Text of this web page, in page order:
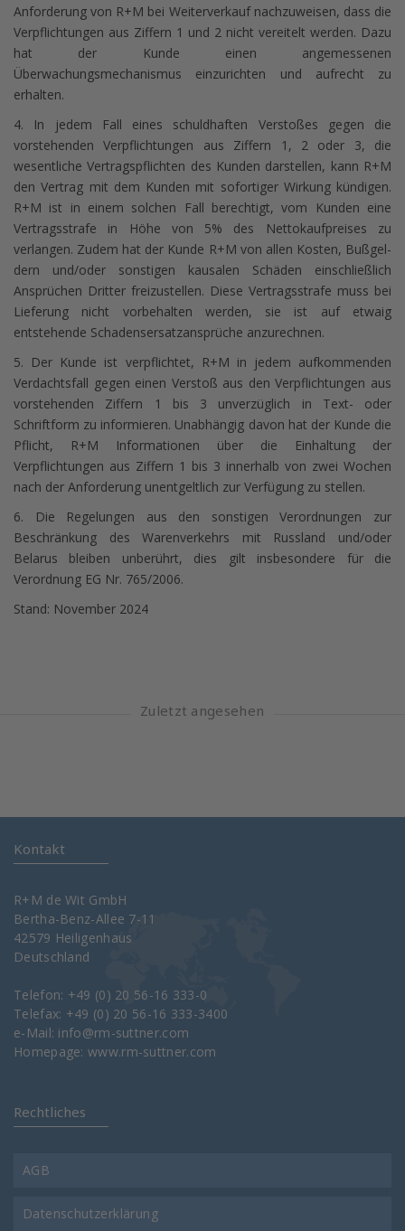
Anforderung von R+M bei Weiterverkauf nachzuweisen, dass die
Verpflichtungen aus Ziffern 1 und 2 nicht vereitelt werden. Dazu
hat der Kunde einen angemessenen
Überwachungsmechanismus einzurichten und aufrecht zu
erhalten.
4. In jedem Fall eines schuldhaften Verstoßes gegen die
vorstehenden Verpflichtungen aus Ziffern 1, 2 oder 3, die
wesentliche Vertragspflichten des Kunden darstellen, kann R+M
den Vertrag mit dem Kunden mit sofortiger Wirkung kündigen.
R+M ist in einem solchen Fall berechtigt, vom Kunden eine
Vertragsstrafe in Höhe von 5% des Nettokaufpreises zu
verlangen. Zudem hat der Kunde R+M von allen Kosten, Bußgel-
dern und/oder sonstigen kausalen Schäden einschließlich
Ansprüchen Dritter freizustellen. Diese Vertragsstrafe muss bei
Lieferung nicht vorbehalten werden, sie ist auf etwaig
entstehende Schadensersatzansprüche anzurechnen.
5. Der Kunde ist verpflichtet, R+M in jedem aufkommenden
Verdachtsfall gegen einen Verstoß aus den Verpflichtungen aus
vorstehenden Ziffern 1 bis 3 unverzüglich in Text- oder
Schriftform zu informieren. Unabhängig davon hat der Kunde die
Pflicht, R+M Informationen über die Einhaltung der
Verpflichtungen aus Ziffern 1 bis 3 innerhalb von zwei Wochen
nach der Anforderung unentgeltlich zur Verfügung zu stellen.
6. Die Regelungen aus den sonstigen Verordnungen zur
Beschränkung des Warenverkehrs mit Russland und/oder
Belarus bleiben unberührt, dies gilt insbesondere für die
Verordnung EG Nr. 765/2006.
Stand: November 2024
Zuletzt angesehen
Kontakt
R+M de Wit GmbH
Bertha-Benz-Allee 7-11
42579 Heiligenhaus
Deutschland
Telefon: +49 (0) 20 56-16 333-0
Telefax: +49 (0) 20 56-16 333-3400
e-Mail: info@rm-suttner.com
Homepage:www.rm-suttner.com
Rechtliches
AGB
Datenschutzerklärung